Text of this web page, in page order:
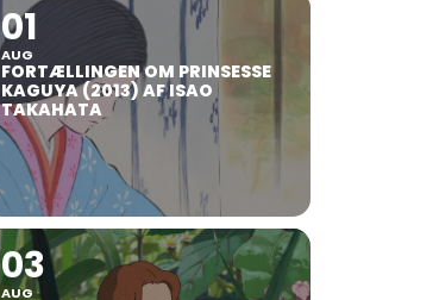
01
AUG
FORTÆLLINGEN OM PRINSESSE
KAGUYA (2013) AF ISAO
TAKAHATA
03
AUG